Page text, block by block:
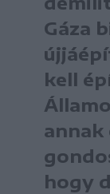
Gáza
kell
annak
hogy